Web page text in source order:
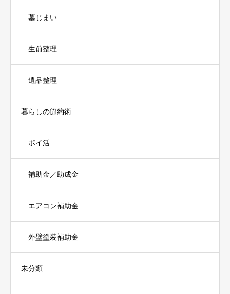
墓じまい
生前整理
遺品整理
暮らしの節約術
ポイ活
補助金／助成金
エアコン補助金
外壁塗装補助金
未分類